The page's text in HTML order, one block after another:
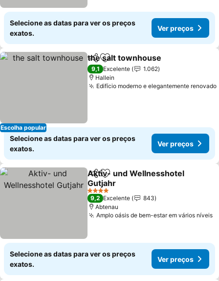
Selecione as datas para ver os preços
exatos.
Ver preços
Escolha popular
PartilharAdicionar aos favoritos
the salt townhouse
9,1 Excelente
1.062
Hallein
Edifício moderno e elegantemente renovado
Selecione as datas para ver os preços
exatos.
Ver preços
PartilharAdicionar aos favoritos
Aktiv- und Wellnesshotel
Gutjahr
Ver preços
4 Estrelas
9,2 Excelente
843
Abtenau
Amplo oásis de bem-estar em vários níveis
Selecione as datas para ver os preços
exatos.
Ver preços